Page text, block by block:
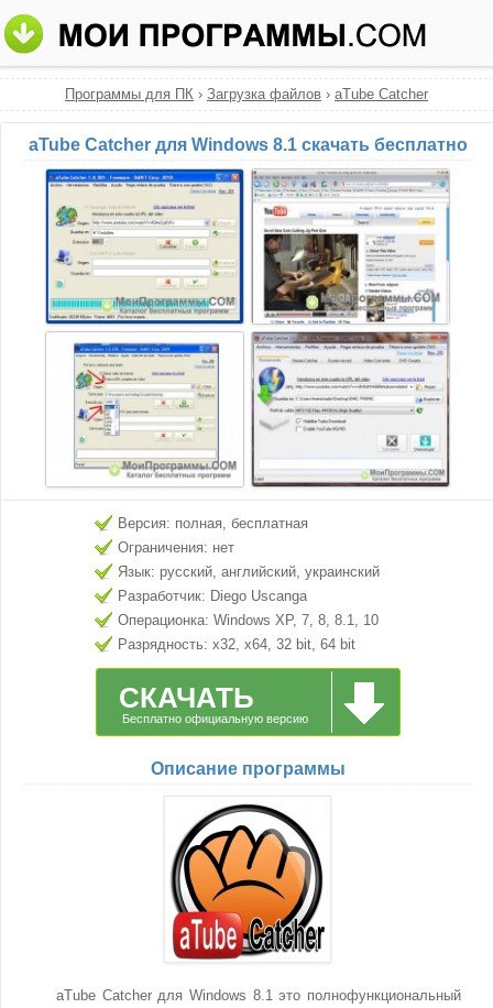
Программы для ПК › Загрузка файлов › aTube Catcher
aTube Catcher для Windows 8.1 скачать бесплатно
Версия: полная, бесплатная
Ограничения: нет
Язык: русский, английский, украинский
Разработчик: Diego Uscanga
Операционка: Windows XP, 7, 8, 8.1, 10
Разрядность: x32, x64, 32 bit, 64 bit
СКАЧАТЬ
Бесплатно официальную версию
Описание программы
aTube Catcher для Windows 8.1 это полнофункциональный